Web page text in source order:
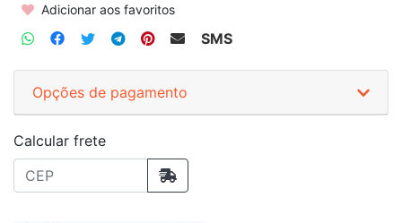
Adicionar aos favoritos
SMS
Opções de pagamento
Calcular frete